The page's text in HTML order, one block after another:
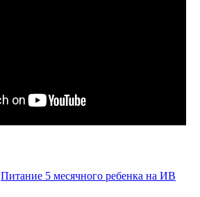
Питание 5 месячного ребенка на ИВ